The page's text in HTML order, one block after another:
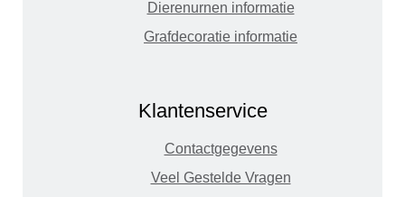
Dierenurnen informatie
Grafdecoratie informatie
Klantenservice
Contactgegevens
Veel Gestelde Vragen